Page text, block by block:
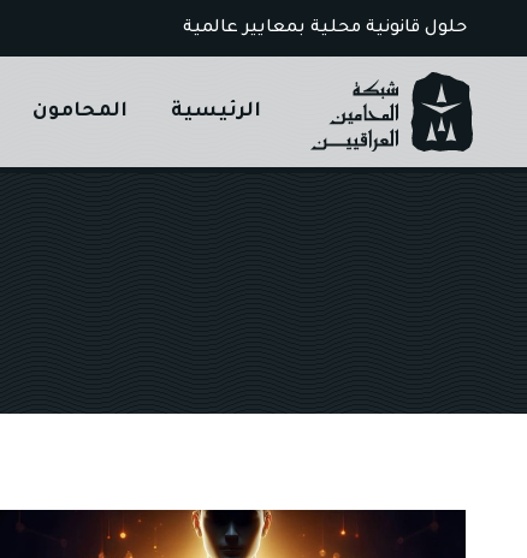
to
content
حلول قانونية محلية بمعايير عالمية
الرئيسية المحامون